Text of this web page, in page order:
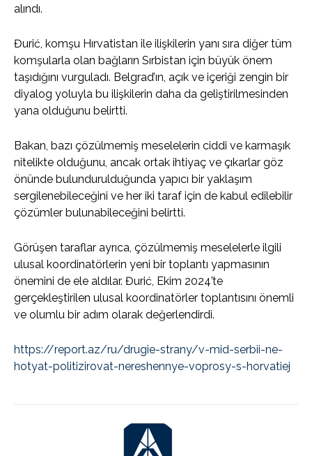
alındı.
Đurić, komşu Hırvatistan ile ilişkilerin yanı sıra diğer tüm
komşularla olan bağların Sırbistan için büyük önem
taşıdığını vurguladı. Belgrad’ın, açık ve içeriği zengin bir
diyalog yoluyla bu ilişkilerin daha da geliştirilmesinden
yana olduğunu belirtti.
Bakan, bazı çözülmemiş meselelerin ciddi ve karmaşık
nitelikte olduğunu, ancak ortak ihtiyaç ve çıkarlar göz
önünde bulundurulduğunda yapıcı bir yaklaşım
sergilenebileceğini ve her iki taraf için de kabul edilebilir
çözümler bulunabileceğini belirtti.
Görüşen taraflar ayrıca, çözülmemiş meselelerle ilgili
ulusal koordinatörlerin yeni bir toplantı yapmasının
önemini de ele aldılar. Đurić, Ekim 2024’te
gerçekleştirilen ulusal koordinatörler toplantısını önemli
ve olumlu bir adım olarak değerlendirdi.
https://report.az/ru/drugie-strany/v-mid-serbii-ne-
hotyat-politizirovat-nereshennye-voprosy-s-horvatiej